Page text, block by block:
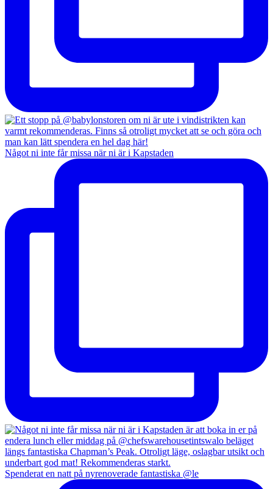
Något ni inte får missa när ni är i Kapstaden
Spenderat en natt på nyrenoverade fantastiska @le